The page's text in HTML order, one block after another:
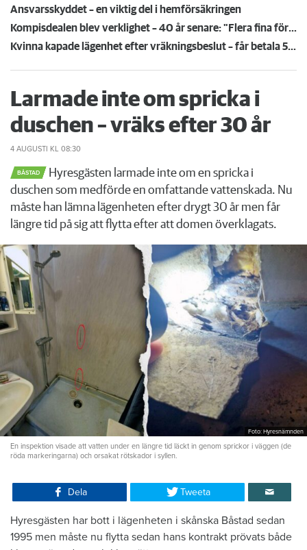
Ansvarsskyddet – en viktig del i hemförsäkringen
Kompisdealen blev verklighet – 40 år senare: "Flera fina fördelar med att dela bostad"
Kvinna kapade lägenhet efter vräkningsbeslut – får betala 50 000
Larmade inte om spricka i
duschen – vräks efter 30 år
4 AUGUSTI KL 08:30
BÅSTAD
Hyresgästen larmade inte om en spricka i
duschen som medförde en omfattande vattenskada. Nu
måste han lämna lägenheten efter drygt 30 år men får
längre tid på sig att flytta efter att domen överklagats.
Foto: Hyresnämnden
En inspektion visade att vatten under en längre tid läckt in genom sprickor i väggen (de
röda markeringarna) och orsakat rötskador i syllen.
Dela Tweeta
Hyresgästen har bott i lägenheten i skånska Båstad sedan
1995 men måste nu flytta sedan hans kontrakt prövats både